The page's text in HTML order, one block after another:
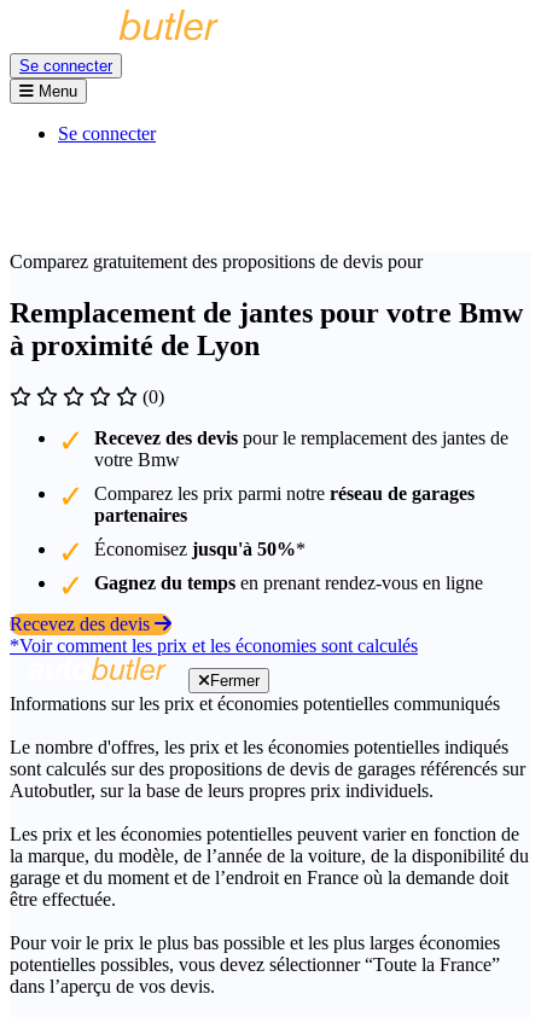
Se connecter
Menu
Se connecter
Comparez gratuitement des propositions de devis pour
Remplacement de jantes pour votre Bmw
à proximité de Lyon
(0)
Recevez des devis pour le remplacement des jantes de
votre Bmw
Comparez les prix parmi notre réseau de garages
partenaires
Économisez jusqu'à 50%*
Gagnez du temps en prenant rendez-vous en ligne
Recevez des devis
*Voir comment les prix et les économies sont calculés
Fermer
Informations sur les prix et économies potentielles communiqués
Le nombre d'offres, les prix et les économies potentielles indiqués
sont calculés sur des propositions de devis de garages référencés sur
Autobutler, sur la base de leurs propres prix individuels.
Les prix et les économies potentielles peuvent varier en fonction de
la marque, du modèle, de l’année de la voiture, de la disponibilité du
garage et du moment et de l’endroit en France où la demande doit
être effectuée.
Pour voir le prix le plus bas possible et les plus larges économies
potentielles possibles, vous devez sélectionner “Toute la France”
dans l’aperçu de vos devis.